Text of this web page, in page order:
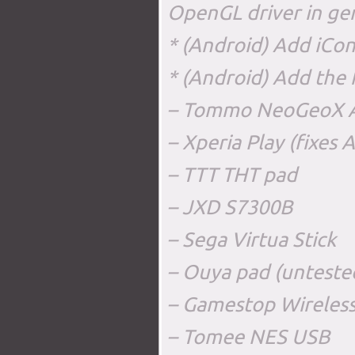
OpenGL driver in
* (Android) Add
* (Android) Add
– Tommo NeoGeoX
– Xperia Play (fixes
– TTT THT pad
– JXD S7300B
– Sega Virtua Stick
– Ouya pad
– Gamestop
– Tomee NES USB